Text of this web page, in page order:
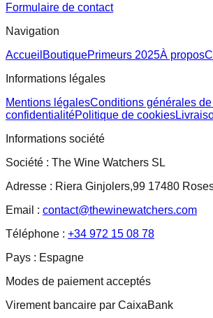
Formulaire de contact
Navigation
Accueil BoutiquePrimeurs 2025À propos
Informations légales
Mentions légalesConditions générales
confidentialitéPolitique de cookies
Informations société
Société : The Wine Watchers SL
Adresse : Riera Ginjolers,99 17480
Email : contact@thewinewatchers.com
Téléphone : +34 972 15 08 78
Pays : Espagne
Modes de paiement acceptés
Virement bancaire par CaixaBank